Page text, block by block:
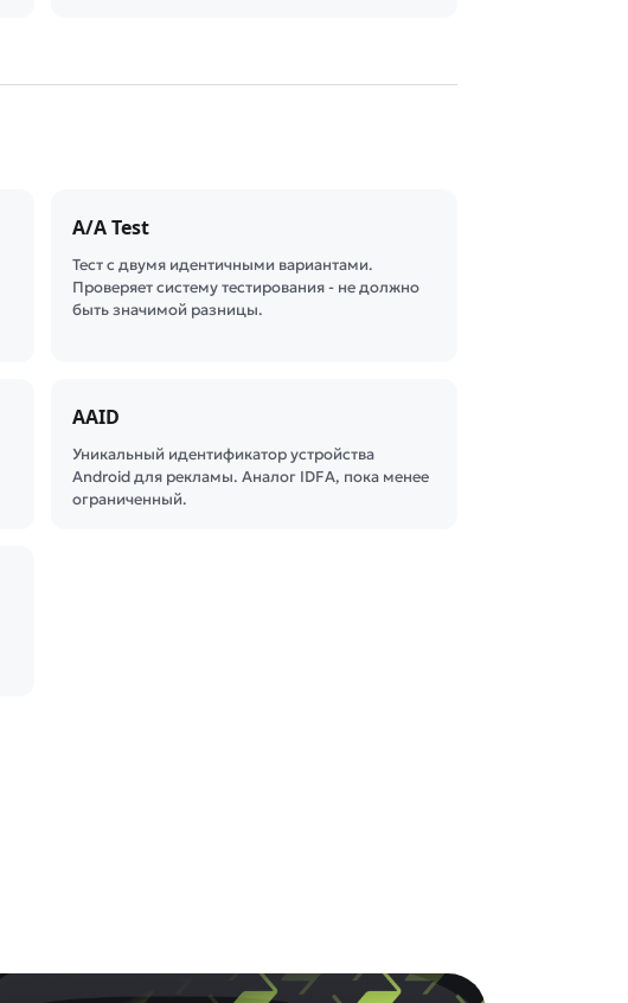
A/A Test
Тест с двумя идентичными вариантами.
Проверяет систему тестирования - не должно
быть значимой разницы.
AAID
Уникальный идентификатор устройства
Android для рекламы. Аналог IDFA, пока менее
ограниченный.